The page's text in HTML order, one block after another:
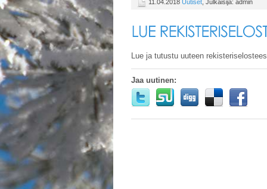
11.04.2018 Uutiset , Julkaisija: admin
Lue ja tutustu uuteen
Jaa uutinen: